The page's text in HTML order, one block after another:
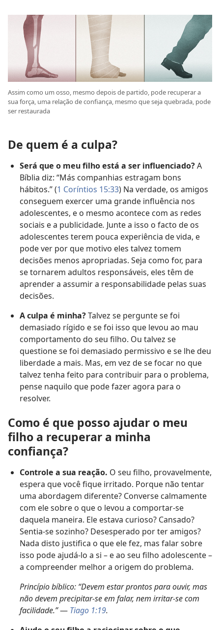
Assim como um osso, mesmo depois de partido, pode recuperar a
sua força, uma relação de confiança, mesmo que seja quebrada, pode
ser restaurada
De quem é a culpa?
Será que o meu filho está a ser influenciado?A
Bíblia diz: “Más companhias estragam bons
hábitos.” (1 Coríntios 15:33) Na verdade, os amigos
conseguem exercer uma grande influência nos
adolescentes, e o mesmo acontece com as redes
sociais e a publicidade. Junte a isso o facto de os
adolescentes terem pouca experiência de vida, e
pode ver por que motivo eles talvez tomem
decisões menos apropriadas. Seja como for, para
se tornarem adultos responsáveis, eles têm de
aprender a assumir a responsabilidade pelas suas
decisões.
A culpa é minha?Talvez se pergunte se foi
demasiado rígido e se foi isso que levou ao mau
comportamento do seu filho. Ou talvez se
questione se foi demasiado permissivo e se lhe deu
liberdade a mais. Mas, em vez de se focar no que
talvez tenha feito para contribuir para o problema,
pense naquilo que pode fazer agora para o
resolver.
Como é que posso ajudar o meu
filho a recuperar a minha
confiança?
Controle a sua reação. O seu filho, provavelmente,
espera que você fique irritado. Porque não tentar
uma abordagem diferente? Converse calmamente
com ele sobre o que o levou a comportar-se
daquela maneira. Ele estava curioso? Cansado?
Sentia-se sozinho? Desesperado por ter amigos?
Nada disto justifica o que ele fez, mas falar sobre
isso pode ajudá-lo a si – e ao seu filho adolescente –
a compreender melhor a origem do problema.
Princípio bíblico: “Devem estar prontos para ouvir, mas
não devem precipitar-se em falar, nem irritar-se com
facilidade.”— Tiago 1:19.